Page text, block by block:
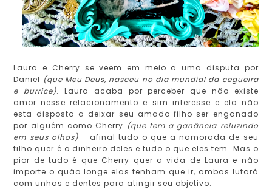
Laura e Cherry se veem em meio a uma disputa por
Daniel (que Meu Deus, nasceu no dia mundial da cegueira
e burrice). Laura acaba por perceber que não existe
amor nesse relacionamento e sim interesse e ela não
esta disposta a deixar seu amado filho ser enganado
por alguém como Cherry (que tem a ganância reluzindo
em seus olhos)– afinal tudo o que a namorada de seu
filho quer é o dinheiro deles e tudo o que eles tem. Mas o
pior de tudo é que Cherry quer a vida de Laura e não
importe o quão longe elas tenham que ir, ambas lutará
com unhas e dentes para atingir seu objetivo.